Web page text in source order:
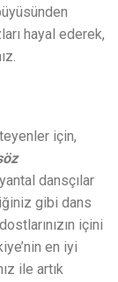
hayal ederek,
için,
dansçılar
gibi dans
içini
en iyi
ile artık